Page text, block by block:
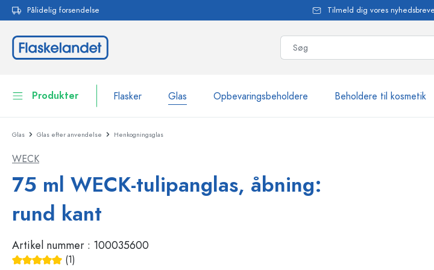
Gå til hovednavigation
Pålidelig forsendelse Tilmeld dig vores
Produkter Flasker Glas Opbevaringsbeholdere Beholdere til kosmetik
Flasker
Opbevaringsbeholdere
Bordservice
Beholdere til kosmetik
Flasker efter mærke
WECK-flasker
Estal-flasker
Glas Glas efter anvendelse Henkogningsglas
WECK
75 ml WECK-tulipanglas, åbning:
rund kant
Artikel nummer : 100035600
(1)